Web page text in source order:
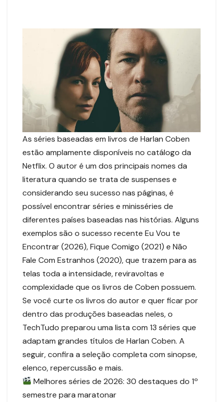
As séries baseadas em livros de Harlan Coben
estão amplamente disponíveis no catálogo da
Netflix. O autor é um dos principais nomes da
literatura quando se trata de suspenses e
considerando seu sucesso nas páginas, é
possível encontrar séries e minisséries de
diferentes países baseadas nas histórias. Alguns
exemplos são o sucesso recente Eu Vou te
Encontrar (2026), Fique Comigo (2021) e Não
Fale Com Estranhos (2020), que trazem para as
telas toda a intensidade, reviravoltas e
complexidade que os livros de Coben possuem.
Se você curte os livros do autor e quer ficar por
dentro das produções baseadas neles, o
TechTudo preparou uma lista com 13 séries que
adaptam grandes títulos de Harlan Coben. A
seguir, confira a seleção completa com sinopse,
elenco, repercussão e mais.
Melhores séries de 2026: 30 destaques do 1º
semestre para maratonar